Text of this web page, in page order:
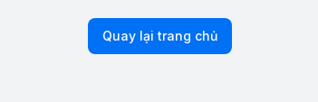
Quay lại trang chủ